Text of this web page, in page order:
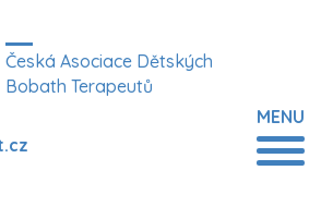
Česká Asociace Dětských
Bobath Terapeutů
MENU